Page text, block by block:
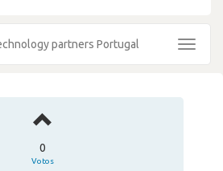
partners Portugal
Toggle
0
Votos